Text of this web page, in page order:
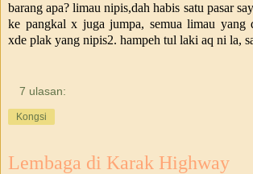
barang apa? limau nipis,dah habis satu pasar
ke pangkal x juga jumpa, semua limau yang
xde plak yang nipis2. hampeh tul laki aq ni la,
7 ulasan:
Kongsi
Lembaga di Karak Highway